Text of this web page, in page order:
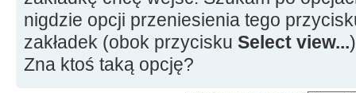
nigdzie opcji przeniesienia tego
zakładek (obok przycisku Select view...
Zna ktoś taką opcję?